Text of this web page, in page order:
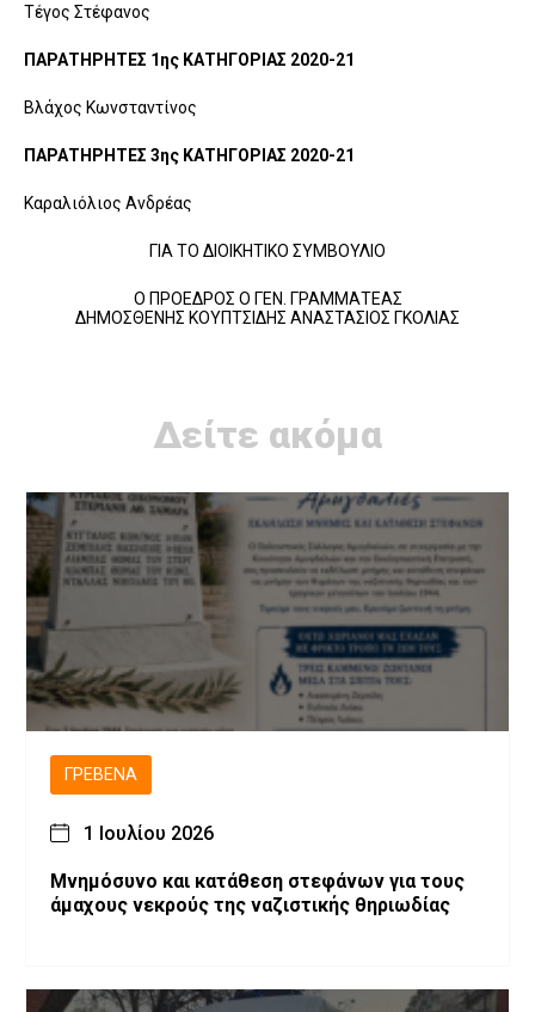
Τέγος Στέφανος
ΠΑΡΑΤΗΡΗΤΕΣ 1ης ΚΑΤΗΓΟΡΙΑΣ 2020-21
Βλάχος Κωνσταντίνος
ΠΑΡΑΤΗΡΗΤΕΣ 3ης ΚΑΤΗΓΟΡΙΑΣ 2020-21
Καραλιόλιος Ανδρέας
ΓΙΑ ΤΟ ΔΙΟΙΚΗΤΙΚΟ ΣΥΜΒΟΥΛΙΟ
Ο ΠΡΟΕΔΡΟΣ Ο ΓΕΝ. ΓΡΑΜΜΑΤΕΑΣ
ΔΗΜΟΣΘΕΝΗΣ ΚΟΥΠΤΣΙΔΗΣ ΑΝΑΣΤΑΣΙΟΣ ΓΚΟΛΙΑΣ
Δείτε ακόμα
ΓΡΕΒΕΝΆ
1 Ιουλίου 2026
Μνημόσυνο και κατάθεση στεφάνων για τους
άμαχους νεκρούς της ναζιστικής θηριωδίας